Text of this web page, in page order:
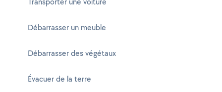
Débarrasser un meuble
Débarrasser des végétaux
Évacuer de la terre